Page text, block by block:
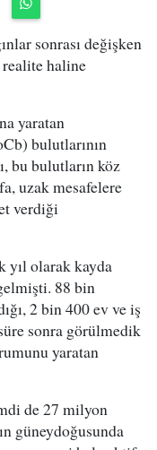
sonrası değişken
realite haline
yaratan
bulutlarının
bu bulutların köz
uzak mesafelere
verdiği
yıl olarak kayda
88 bin
2 bin 400 ev ve iş
sonra görülmedik
yaratan
de 27 milyon
güneydoğusunda